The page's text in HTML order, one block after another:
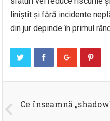
liniștit și fără incidente
din jur depinde în primul
Ce înseamnă